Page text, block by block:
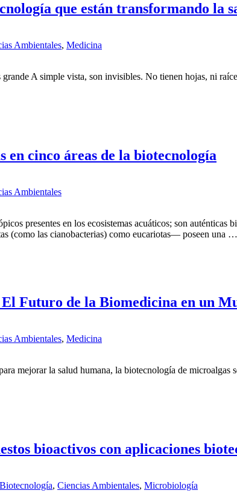
que están transformando la
Ambientales, Medicina
A simple vista, son invisibles. No tienen hojas, ni
en cinco áreas de la biotecnología
Ambientales
presentes en los ecosistemas acuáticos; son
(como las cianobacterias) como eucariotas— poseen una …
Futuro de la Biomedicina en un
Ambientales, Medicina
mejorar la salud humana, la biotecnología de
bioactivos con aplicaciones
Biotecnología, Ciencias Ambientales, Microbiología